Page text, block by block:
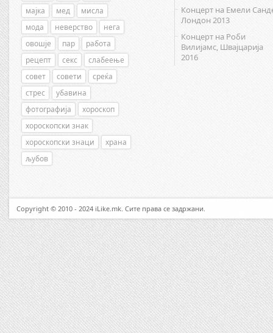
мајка
мед
мисла
мода
неверство
нега
овошје
пар
работа
рецепт
секс
слабеење
совет
совети
среќа
стрес
убавина
фотографија
хороскоп
хороскопски знак
хороскопски знаци
храна
љубов
Концерт на Емели
Лондон 2013
Концерт на Роби
Вилијамс, Швајцарија
2016
Copyright © 2010 - 2024 iLike.mk. Сите права се задржани.